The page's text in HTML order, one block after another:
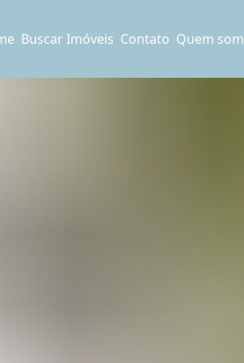
Buscar Imóveis Contato Quem